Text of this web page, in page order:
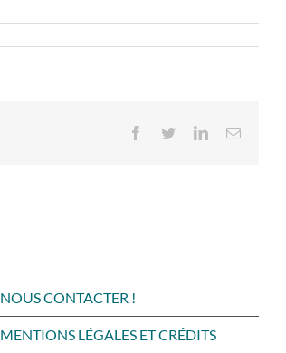
Facebook
TwitterLinkedInEmail
NOUS CONTACTER !
MENTIONS LÉGALES ET CRÉDITS